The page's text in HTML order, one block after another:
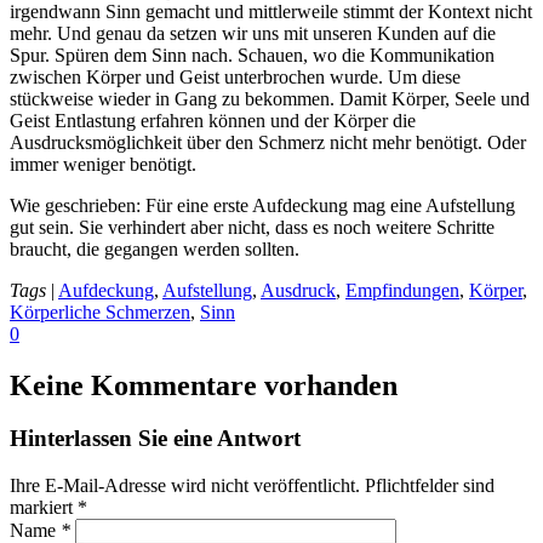
irgendwann Sinn gemacht und mittlerweile stimmt der Kontext nicht
mehr. Und genau da setzen wir uns mit unseren Kunden auf die
Spur. Spüren dem Sinn nach. Schauen, wo die Kommunikation
zwischen Körper und Geist unterbrochen wurde. Um diese
stückweise wieder in Gang zu bekommen. Damit Körper, Seele und
Geist Entlastung erfahren können und der Körper die
Ausdrucksmöglichkeit über den Schmerz nicht mehr benötigt. Oder
immer weniger benötigt.
Wie geschrieben: Für eine erste Aufdeckung mag eine Aufstellung
gut sein. Sie verhindert aber nicht, dass es noch weitere Schritte
braucht, die gegangen werden sollten.
Tags | Aufdeckung, Aufstellung, Ausdruck, Empfindungen, Körper,
Körperliche Schmerzen, Sinn
0
Keine Kommentare vorhanden
Hinterlassen Sie eine Antwort
Ihre E-Mail-Adresse wird nicht veröffentlicht. Pflichtfelder sind
markiert *
Name *